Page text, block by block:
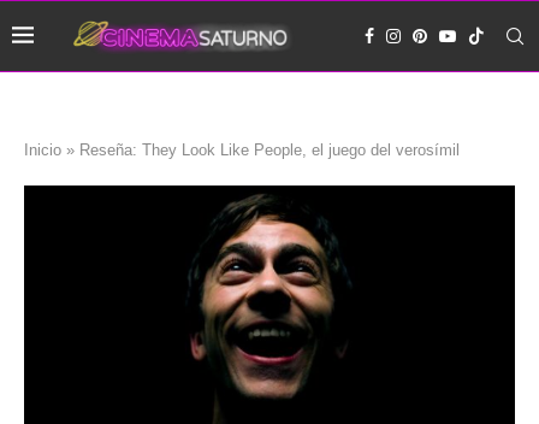
Inicio » Reseña: They Look Like People, el juego del verosímil